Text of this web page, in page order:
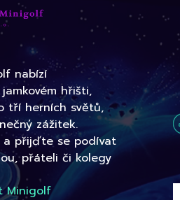
nabízí
hřišti,
tří herních světů,
zážitek.
a přijďte se podívat
přáteli či kolegy
Minigolf